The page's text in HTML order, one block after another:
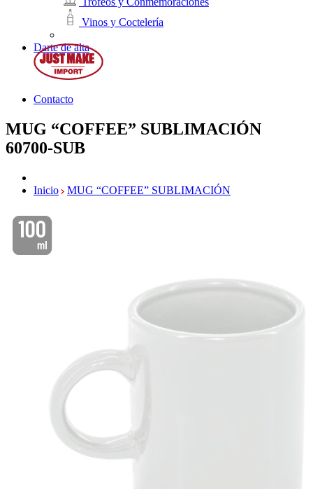
Vinos y Coctelería
Darte de alta
Contacto
MUG “COFFEE” SUBLIMACIÓN
60700-SUB
Inicio MUG “COFFEE” SUBLIMACIÓN